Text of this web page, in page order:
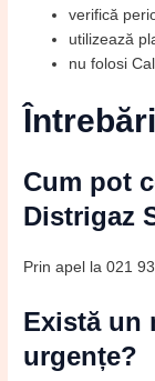
verifică
utilizează
nu folosi
Cum pot
Distrigaz
Prin apel la 021
Există un
urgențe?